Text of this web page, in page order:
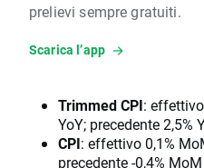
prelievi sempre gratuiti.
Scarica l’app
Trimmed CPI:
YoY; precedente 2,5%
CPI: effettivo 0,1%
precedente -0,4% MoM